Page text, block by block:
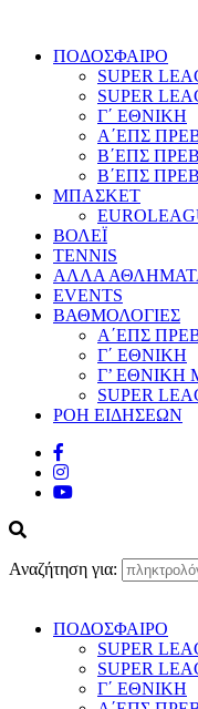
ΠΟΔΟΣΦΑΙΡΟ
SUPER
SUPER
Γ΄ ΕΘΝΙΚΗ
Α΄ΕΠΣ
Β΄ΕΠΣ
Β΄ΕΠΣ
ΜΠΑΣΚΕΤ
ΒΟΛΕΪ
TENNIS
ΑΛΛΑ
EVENTS
ΒΑΘΜΟΛΟΓΙΕΣ
Α΄ΕΠΣ
Γ΄ ΕΘΝΙΚΗ
Γ’
SUPER
ΡΟΗ ΕΙΔΗΣΕΩΝ
Αναζήτηση για:
ΠΟΔΟΣΦΑΙΡΟ
SUPER
SUPER
Γ΄ ΕΘΝΙΚΗ